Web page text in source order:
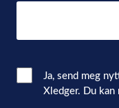
Email
Consent
Ja, send meg
Xledger. Du